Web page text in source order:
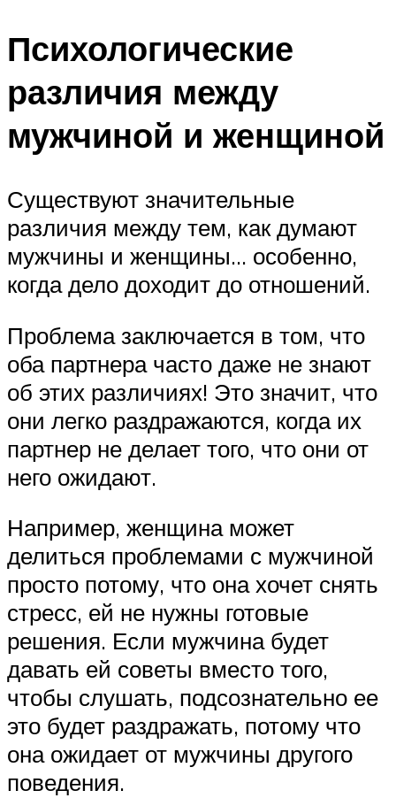
Психологические
различия между
мужчиной и женщиной
Существуют значительные
различия между тем, как думают
мужчины и женщины… особенно,
когда дело доходит до отношений.
Проблема заключается в том, что
оба партнера часто даже не знают
об этих различиях! Это значит, что
они легко раздражаются, когда их
партнер не делает того, что они от
него ожидают.
Например, женщина может
делиться проблемами с мужчиной
просто потому, что она хочет снять
стресс, ей не нужны готовые
решения. Если мужчина будет
давать ей советы вместо того,
чтобы слушать, подсознательно ее
это будет раздражать, потому что
она ожидает от мужчины другого
поведения.